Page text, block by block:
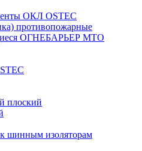
ОКЛ OSTEC
противопожарные
ОГНЕБАРЬЕР МТО
плоский
шинным изоляторам